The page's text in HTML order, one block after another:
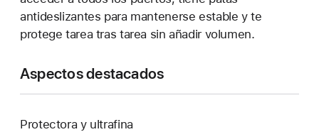
antideslizantes para mantenerse estable y te
protege tarea tras tarea sin añadir volumen.
Aspectos destacados
Protectora y ultrafina